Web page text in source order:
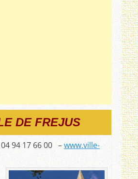
DE FREJUS
94 17 66 00 –www.ville-